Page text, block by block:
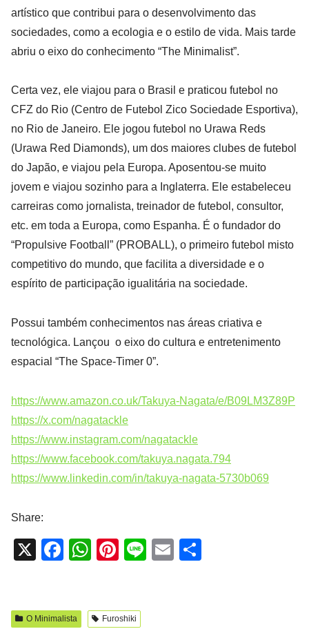
artístico que contribui para o desenvolvimento das
sociedades, como a ecologia e o estilo de vida. Mais tarde
abriu o eixo do conhecimento “The Minimalist”.
Certa vez, ele viajou para o Brasil e praticou futebol no
CFZ do Rio (Centro de Futebol Zico Sociedade Esportiva),
no Rio de Janeiro. Ele jogou futebol no Urawa Reds
(Urawa Red Diamonds), um dos maiores clubes de futebol
do Japão, e viajou pela Europa. Aposentou-se muito
jovem e viajou sozinho para a Inglaterra. Ele estabeleceu
carreiras como jornalista, treinador de futebol, consultor,
etc. em toda a Europa, como Espanha. É o fundador do
“Propulsive Football” (PROBALL), o primeiro futebol misto
competitivo do mundo, que facilita a diversidade e o
espírito de participação igualitária na sociedade.
Possui também conhecimentos nas áreas criativa e
tecnológica. Lançou o eixo do cultura e entretenimento
espacial “The Space-Timer 0”.
https://www.amazon.co.uk/Takuya-Nagata/e/B09LM3Z89P
https://x.com/nagatackle
https://www.instagram.com/nagatackle
https://www.facebook.com/takuya.nagata.794
https://www.linkedin.com/in/takuya-nagata-5730b069
Share:
X
F
e
W
s
Pi
e
Li
E
O Minimalista Furoshiki